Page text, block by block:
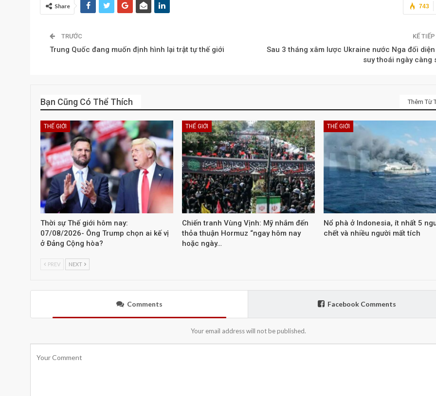
743
Share
TRƯỚC
Trung Quốc đang muốn định hình lại trật tự thế giới
KẾ
Sau 3 tháng xâm lược Ukraine nước Nga đối
suy thoái ngày càng
Bạn Cũng Có Thể Thích Thêm Từ
THẾ GIỚI
Thời sự Thế giới hôm nay:
07/08/2026- Ông Trump chọn ai kế vị
ở Đảng Cộng hòa?
THẾ GIỚI
Chiến tranh Vùng Vịnh: Mỹ nhắm đến
thỏa thuận Hormuz “ngay hôm nay
hoặc ngày…
THẾ GIỚI
Nổ phà ở Indonesia, ít nhất 5
chết và nhiều người mất tích
PREV NEXT
Comments Facebook Comments
Your email address will not be published.